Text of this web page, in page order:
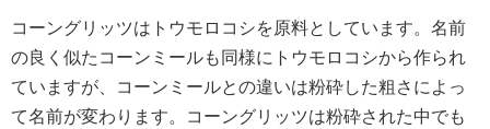
コーングリッツはトウモロコシを原料としています。名前
の良く似たコーンミールも同様にトウモロコシから作られ
ていますが、コーンミールとの違いは粉砕した粗さによっ
て名前が変わります。コーングリッツは粉砕された中でも